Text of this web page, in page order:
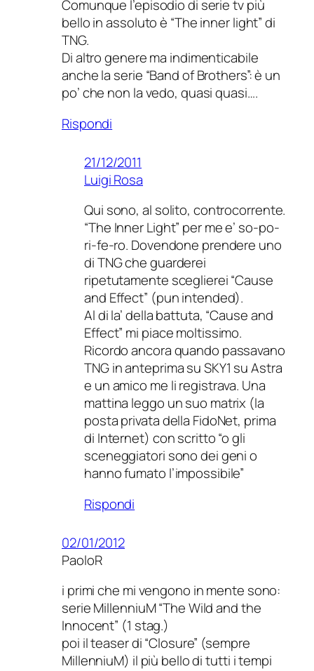
Comunque l’episodio di serie tv più
bello in assoluto è “The inner light” di
TNG.
Di altro genere ma indimenticabile
anche la serie “Band of Brothers”: è un
po’ che non la vedo, quasi quasi….
Rispondi
21/12/2011
Luigi Rosa
Qui sono, al solito, controcorrente.
“The Inner Light” per me e’ so-po-
ri-fe-ro. Dovendone prendere uno
di TNG che guarderei
ripetutamente sceglierei “Cause
and Effect” (pun intended).
Al di la’ della battuta, “Cause and
Effect” mi piace moltissimo.
Ricordo ancora quando passavano
TNG in anteprima su SKY1 su Astra
e un amico me li registrava. Una
mattina leggo un suo matrix (la
posta privata della FidoNet, prima
di Internet) con scritto “o gli
sceneggiatori sono dei geni o
hanno fumato l’impossibile”
Rispondi
02/01/2012
PaoloR
i primi che mi vengono in mente sono:
serie MillenniuM “The Wild and the
Innocent” (1 stag.)
poi il teaser di “Closure” (sempre
MillenniuM) il più bello di tutti i tempi